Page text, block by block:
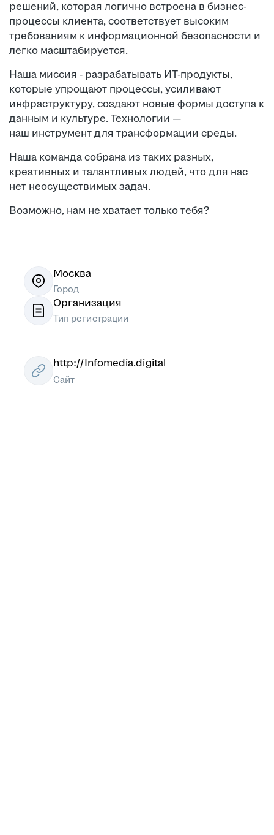
решений, которая логично встроена в бизнес-
процессы клиента, соответствует высоким
требованиям к информационной безопасности и
легко масштабируется.
Наша миссия - разрабатывать ИТ-продукты,
которые упрощают процессы, усиливают
инфраструктуру, создают новые формы доступа к
данным и культуре. Технологии —
наш инструмент для трансформации среды.
Наша команда собрана из таких разных,
креативных и талантливых людей, что для нас
нет неосуществимых задач.
Возможно, нам не хватает только тебя?
Москва
Город
Организация
Тип регистрации
http://Infomedia.digital
Сайт